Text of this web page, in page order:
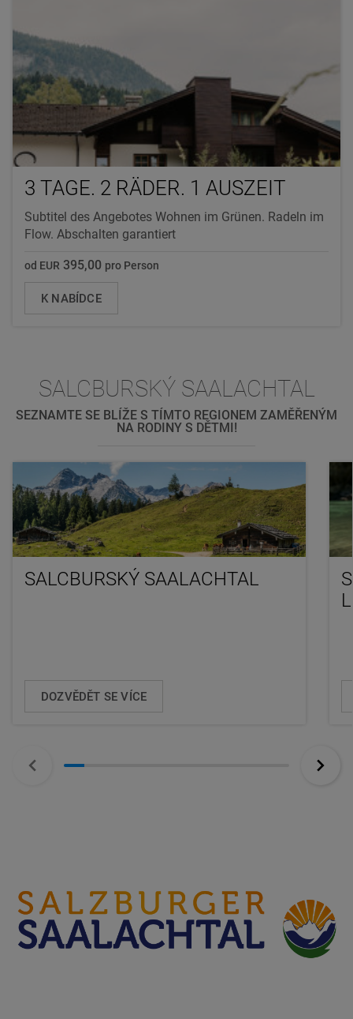
3 TAGE. 2 RÄDER. 1 AUSZEIT
Subtitel des Angebotes Wohnen im Grünen. Radeln im
Flow. Abschalten garantiert
od EUR 395,00 pro Person
K NABÍDCE
SALCBURSKÝ SAALACHTAL
SEZNAMTE SE BLÍŽE S TÍMTO REGIONEM ZAMĚŘENÝM
NA RODINY S DĚTMI!
SALCBURSKÝ SAALACHTAL
DOZVĚDĚT SE VÍCE